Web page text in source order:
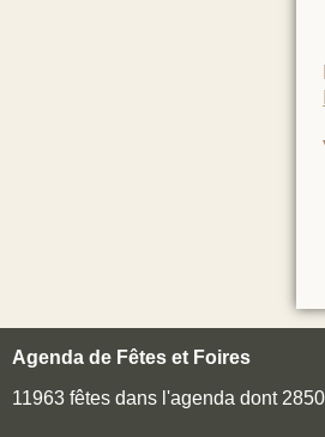
Agenda de Fêtes et Foires
11963 fêtes dans l'agenda dont